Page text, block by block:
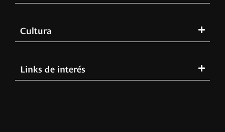
Cultura
Links de interés